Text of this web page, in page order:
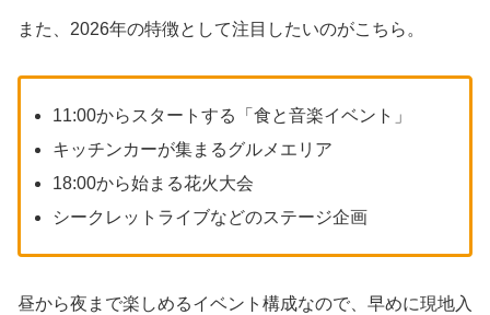
また、2026年の特徴として注目したいのがこちら。
11:00からスタートする「食と音楽イベント」
キッチンカーが集まるグルメエリア
18:00から始まる花火大会
シークレットライブなどのステージ企画
昼から夜まで楽しめるイベント構成なので、早めに現地入